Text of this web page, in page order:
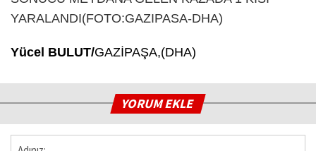
Yücel BULUT/GAZİPAŞA,(DHA)
YORUM EKLE